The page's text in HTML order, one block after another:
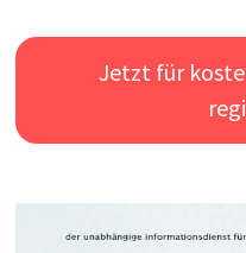
Jetzt für